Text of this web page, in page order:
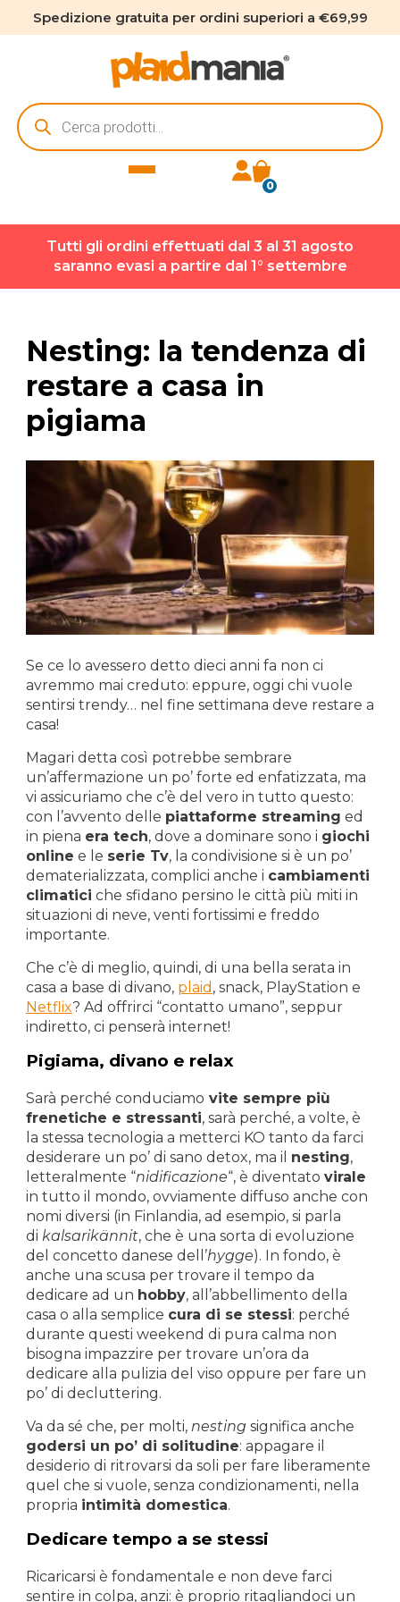
Spedizione gratuita per ordini superiori a €69,99
Ricerca
prodotti
0
Tutti gli ordini effettuati dal 3 al 31 agosto
saranno evasi a partire dal 1° settembre
Nesting: la tendenza di
restare a casa in
pigiama
Se ce lo avessero detto dieci anni fa non ci
avremmo mai creduto: eppure, oggi chi vuole
sentirsi trendy… nel fine settimana deve restare a
casa!
Magari detta così potrebbe sembrare
un’affermazione un po’ forte ed enfatizzata, ma
vi assicuriamo che c’è del vero in tutto questo:
con l’avvento delle piattaforme streaming ed
in piena era tech, dove a dominare sono i giochi
online e le serie Tv, la condivisione si è un po’
dematerializzata, complici anche i cambiamenti
climatici che sfidano persino le città più miti in
situazioni di neve, venti fortissimi e freddo
importante.
Che c’è di meglio, quindi, di una bella serata in
casa a base di divano, plaid , snack, PlayStation e
Netflix? Ad offrirci “contatto umano”, seppur
indiretto, ci penserà internet!
Pigiama, divano e relax
Sarà perché conduciamo vite sempre più
frenetiche e stressanti, sarà perché, a volte, è
la stessa tecnologia a metterci KO tanto da farci
desiderare un po’ di sano detox, ma il nesting,
letteralmente “nidificazione“, è diventato virale
in tutto il mondo, ovviamente diffuso anche con
nomi diversi (in Finlandia, ad esempio, si parla
di kalsarikännit, che è una sorta di evoluzione
del concetto danese dell’hygge). In fondo, è
anche una scusa per trovare il tempo da
dedicare ad un hobby, all’abbellimento della
casa o alla semplice cura di se stessi: perché
durante questi weekend di pura calma non
bisogna impazzire per trovare un’ora da
dedicare alla pulizia del viso oppure per fare un
po’ di decluttering.
Va da sé che, per molti, nesting significa anche
godersi un po’ di solitudine: appagare il
desiderio di ritrovarsi da soli per fare liberamente
quel che si vuole, senza condizionamenti, nella
propria intimità domestica.
Dedicare tempo a se stessi
Ricaricarsi è fondamentale e non deve farci
sentire in colpa, anzi: è proprio ritagliandoci un